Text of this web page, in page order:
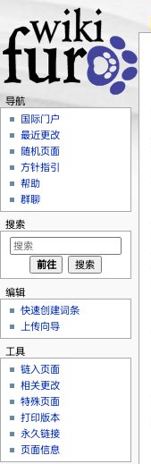
导航
国际门户
最近更改
随机页面
方针指引
帮助
群聊
搜索
编辑
快速创建词条
上传向导
工具
链入页面
相关更改
特殊页面
打印版本
永久链接
页面信息